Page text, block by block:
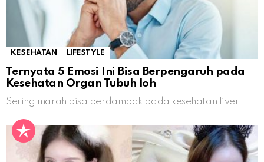
KESEHATAN LIFESTYLE
Ternyata 5 Emosi Ini Bisa Berpengaruh pada
Kesehatan Organ Tubuh loh
Sering marah bisa berdampak pada kesehatan liver